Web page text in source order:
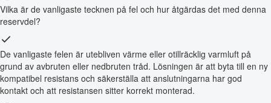
Vilka är de vanligaste tecknen på fel och hur åtgärdas det med denna
reservdel?
De vanligaste felen är utebliven värme eller otillräcklig varmluft på
grund av avbruten eller nedbruten tråd. Lösningen är att byta till en ny
kompatibel resistans och säkerställa att anslutningarna har god
kontakt och att resistansen sitter korrekt monterad.